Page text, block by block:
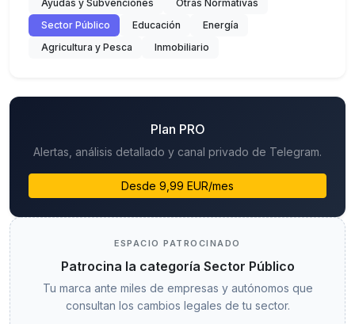
Ayudas y Subvenciones
Otras Normativas
Sector Público
Educación
Energía
Agricultura y Pesca
Inmobiliario
Plan PRO
Alertas, análisis detallado y canal privado de Telegram.
Desde 9,99 EUR/mes
ESPACIO PATROCINADO
Patrocina la categoría Sector Público
Tu marca ante miles de empresas y autónomos que
consultan los cambios legales de tu sector.